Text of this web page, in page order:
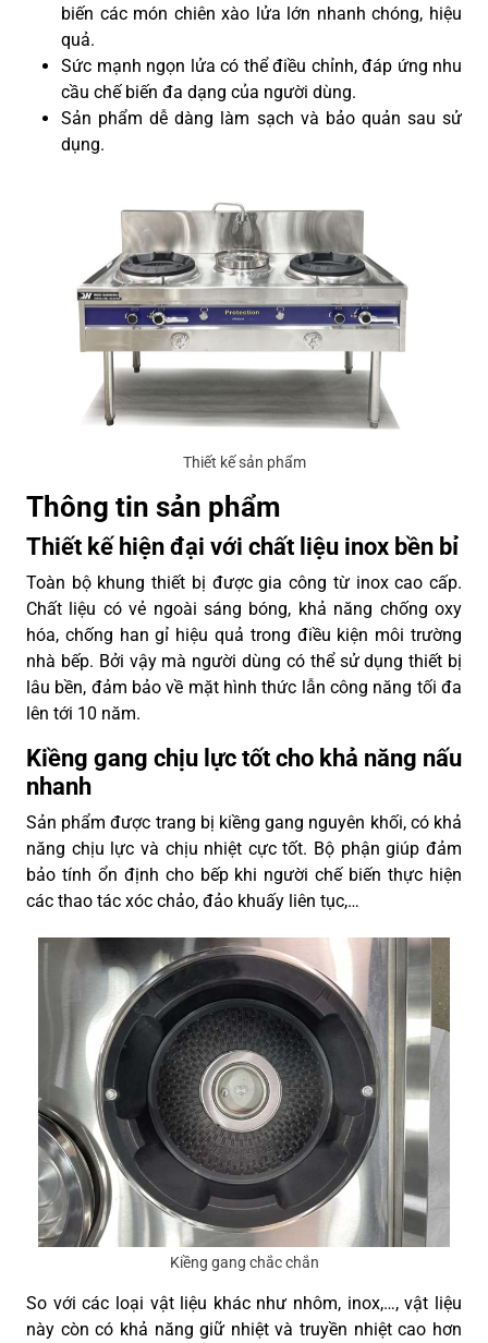
biến các món chiên xào lửa lớn nhanh chóng, hiệu
quả.
Sức mạnh ngọn lửa có thể điều chỉnh, đáp ứng nhu
cầu chế biến đa dạng của người dùng.
Sản phẩm dễ dàng làm sạch và bảo quản sau sử
dụng.
Thiết kế sản phẩm
Thông tin sản phẩm
Thiết kế hiện đại với chất liệu inox bền bỉ
Toàn bộ khung thiết bị được gia công từ inox cao cấp.
Chất liệu có vẻ ngoài sáng bóng, khả năng chống oxy
hóa, chống han gỉ hiệu quả trong điều kiện môi trường
nhà bếp. Bởi vậy mà người dùng có thể sử dụng thiết bị
lâu bền, đảm bảo về mặt hình thức lẫn công năng tối đa
lên tới 10 năm.
Kiềng gang chịu lực tốt cho khả năng nấu
nhanh
Sản phẩm được trang bị kiềng gang nguyên khối, có khả
năng chịu lực và chịu nhiệt cực tốt. Bộ phận giúp đảm
bảo tính ổn định cho bếp khi người chế biến thực hiện
các thao tác xóc chảo, đảo khuấy liên tục,…
Kiềng gang chắc chắn
So với các loại vật liệu khác như nhôm, inox,…, vật liệu
này còn có khả năng giữ nhiệt và truyền nhiệt cao hơn